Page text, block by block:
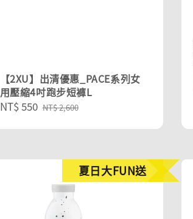
【2XU】出清優惠_PACE系列女
用壓縮4吋跑步短褲L
Sale
NT$ 550 Regular
NT$ 2,600
夏日大FUN送